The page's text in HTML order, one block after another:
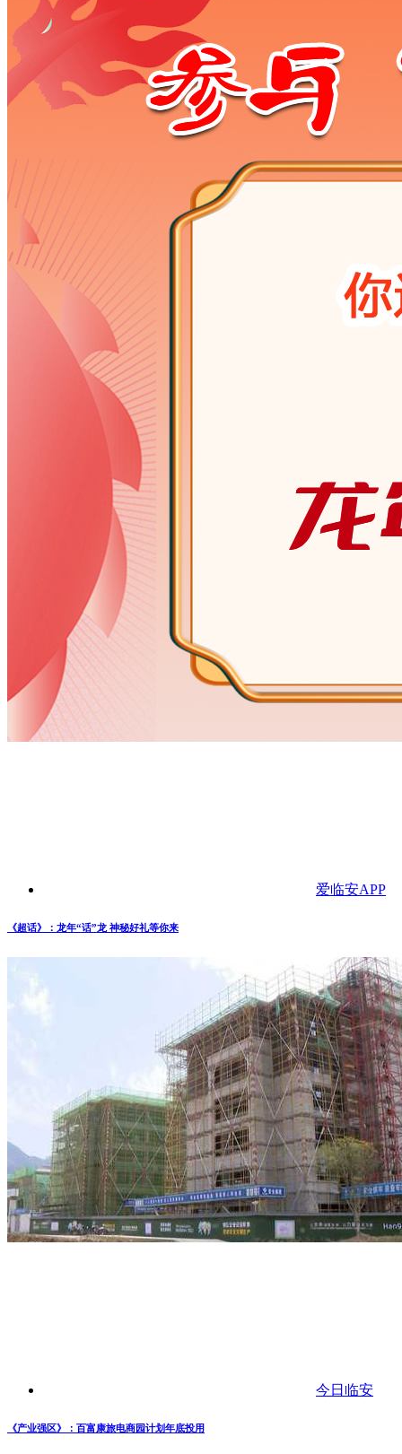
爱临安APP
《超话》：龙年“话”龙 神秘好礼等你来
今日临安
《产业强区》：百富康旅电商园计划年底投用